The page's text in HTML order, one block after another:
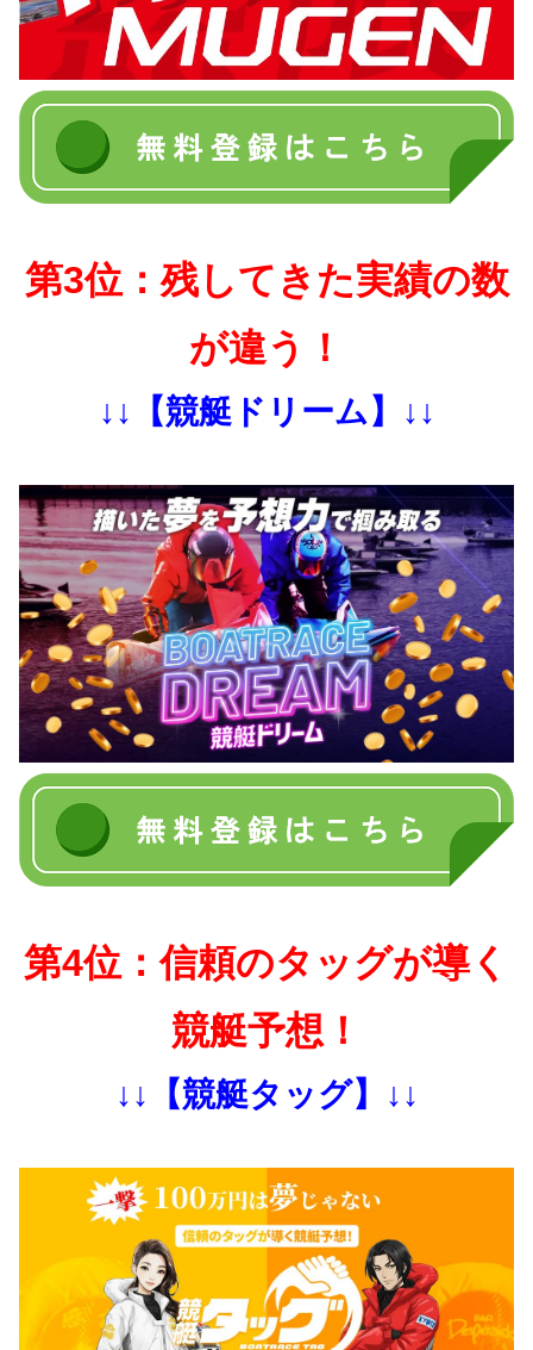
第3位：残してきた実績の数
が違う！
↓↓【競艇ドリーム】↓↓
第4位：信頼のタッグが導く
競艇予想！
↓↓【競艇タッグ】↓↓